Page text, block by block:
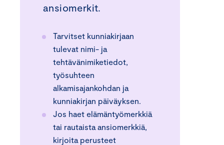
ansiomerkit.
Tarvitset kunniakirjaan
tulevat nimi- ja
tehtävänimiketiedot,
työsuhteen
alkamisajankohdan ja
kunniakirjan päiväyksen.
Jos haet elämäntyömerkkiä
tai rautaista ansiomerkkiä,
kirjoita perusteet